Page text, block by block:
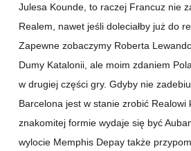
Julesa Kounde, to raczej Francuz nie
Realem, nawet jeśli doleciałby już do
Zapewne zobaczymy Roberta
Dumy Katalonii, ale moim zdaniem
w drugiej części gry. Gdyby nie
Barcelona jest w stanie zrobić Realowi
znakomitej formie wydaje się być
wylocie Memphis Depay także